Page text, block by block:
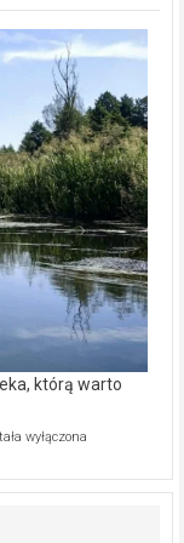
którą warto
wyłączona